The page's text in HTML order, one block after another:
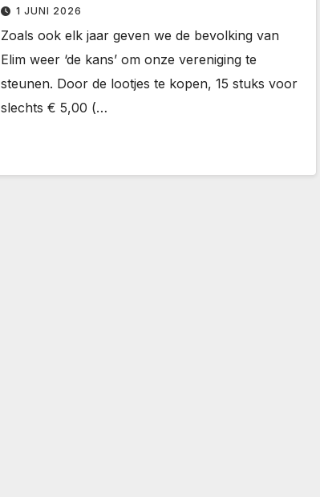
1 JUNI 2026
Zoals ook elk jaar geven we de bevolking van
Elim weer ‘de kans’ om onze vereniging te
steunen. Door de lootjes te kopen, 15 stuks voor
slechts € 5,00 (…